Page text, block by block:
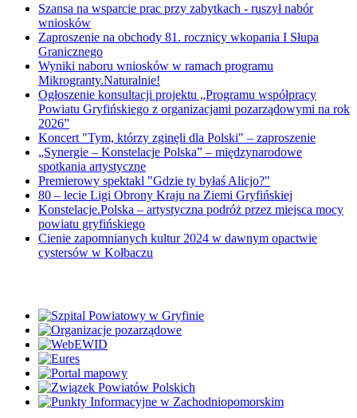
Szansa na wsparcie prac przy zabytkach - ruszył nabór
wniosków
Zaproszenie na obchody 81. rocznicy wkopania I Słupa
Granicznego
Wyniki naboru wniosków w ramach programu
Mikrogranty.Naturalnie!
Ogłoszenie konsultacji projektu „Programu współpracy
Powiatu Gryfińskiego z organizacjami pozarządowymi na rok
2026”
Koncert "Tym, którzy zginęli dla Polski" – zaproszenie
„Synergie – Konstelacje Polska” – międzynarodowe
spotkania artystyczne
Premierowy spektakl "Gdzie ty byłaś Alicjo?"
80 – lecie Ligi Obrony Kraju na Ziemi Gryfińskiej
Konstelacje.Polska – artystyczna podróż przez miejsca mocy
powiatu gryfińskiego
Cienie zapomnianych kultur 2024 w dawnym opactwie
cystersów w Kołbaczu